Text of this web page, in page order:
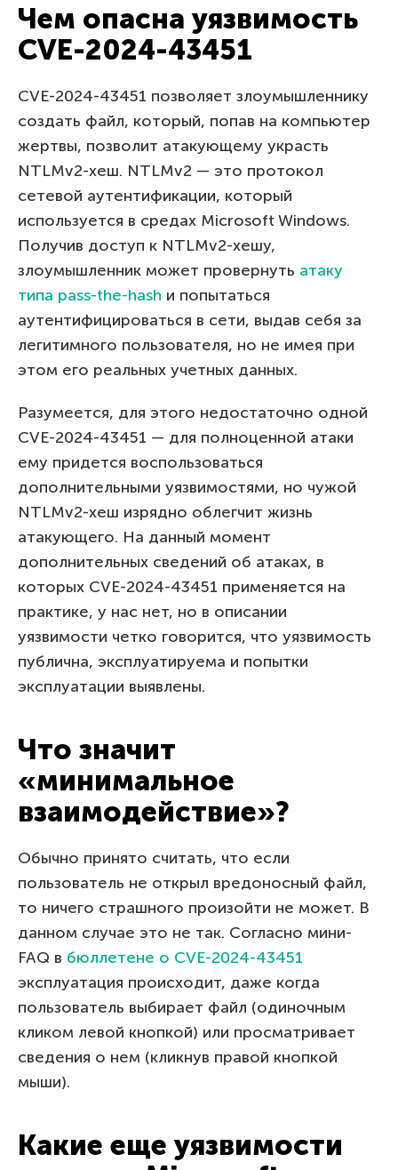
Чем опасна уязвимость
CVE-2024-43451
CVE-2024-43451 позволяет злоумышленнику
создать файл, который, попав на компьютер
жертвы, позволит атакующему украсть
NTLMv2-хеш. NTLMv2 — это протокол
сетевой аутентификации, который
используется в средах Microsoft Windows.
Получив доступ к NTLMv2-хешу,
злоумышленник может провернуть атаку
типа pass-the-hash и попытаться
аутентифицироваться в сети, выдав себя за
легитимного пользователя, но не имея при
этом его реальных учетных данных.
Разумеется, для этого недостаточно одной
CVE-2024-43451 — для полноценной атаки
ему придется воспользоваться
дополнительными уязвимостями, но чужой
NTLMv2-хеш изрядно облегчит жизнь
атакующего. На данный момент
дополнительных сведений об атаках, в
которых CVE-2024-43451 применяется на
практике, у нас нет, но в описании
уязвимости четко говорится, что уязвимость
публична, эксплуатируема и попытки
эксплуатации выявлены.
Что значит
«минимальное
взаимодействие»?
Обычно принято считать, что если
пользователь не открыл вредоносный файл,
то ничего страшного произойти не может. В
данном случае это не так. Согласно мини-
FAQ в бюллетене о CVE-2024-43451
эксплуатация происходит, даже когда
пользователь выбирает файл (одиночным
кликом левой кнопкой) или просматривает
сведения о нем (кликнув правой кнопкой
мыши).
Какие еще уязвимости